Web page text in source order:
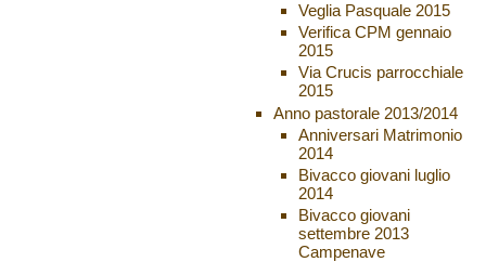
Veglia Pasquale 2015
Verifica CPM gennaio
2015
Via Crucis parrocchiale
2015
Anno pastorale 2013/2014
Anniversari Matrimonio
2014
Bivacco giovani luglio
2014
Bivacco giovani
settembre 2013
Campenave